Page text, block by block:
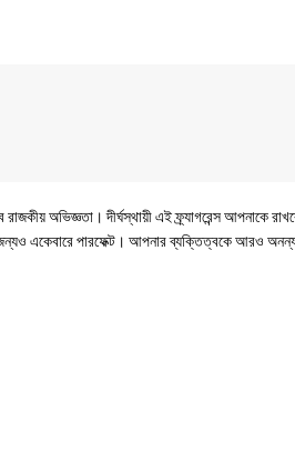
অভিজ্ঞতা। দীর্ঘস্থায়ী এই ফ্র্যাগরেন্স আপনাকে
জন্যও একেবারে পারফেক্ট। আপনার ব্যক্তিত্বকে আরও